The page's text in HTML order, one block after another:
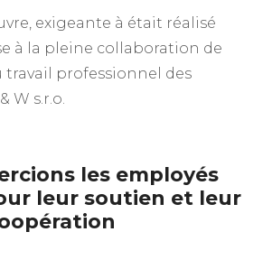
exigeante à était réalisé
à la pleine collaboration de
professionnel des
W s.r.o.
les employés
leur soutien et leur